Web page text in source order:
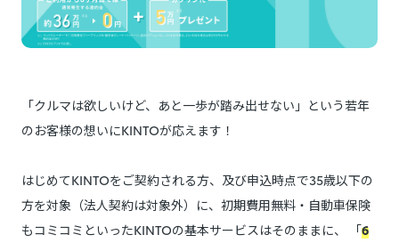
「クルマは欲しいけど、あと一歩が踏み出せない」という若年
のお客様の想いにKINTOが応えます！
はじめてKINTOをご契約される方、及び申込時点で35歳以下の
方を対象（法人契約は対象外）に、初期費用無料・自動車保険
もコミコミといったKINTOの基本サービスはそのままに、 「6